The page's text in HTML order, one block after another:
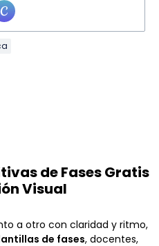
de Fases Gratis
Visual
a otro con claridad y ritmo,
de fases, docentes,